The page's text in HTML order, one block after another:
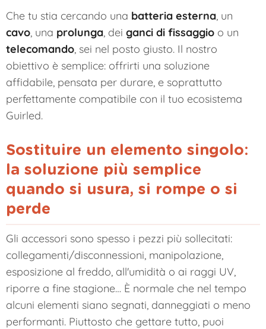
Che tu stia cercando una batteria esterna, un
cavo, una prolunga, dei ganci di fissaggio o un
telecomando, sei nel posto giusto. Il nostro
obiettivo è semplice: offrirti una soluzione
affidabile, pensata per durare, e soprattutto
perfettamente compatibile con il tuo ecosistema
Guirled.
Sostituire un elemento singolo:
la soluzione più semplice
quando si usura, si rompe o si
perde
Gli accessori sono spesso i pezzi più sollecitati:
collegamenti/disconnessioni, manipolazione,
esposizione al freddo, all'umidità o ai raggi UV,
riporre a fine stagione… È normale che nel tempo
alcuni elementi siano segnati, danneggiati o meno
performanti. Piuttosto che gettare tutto, puoi